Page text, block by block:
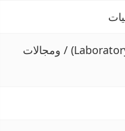
فني مختبر (Laboratory Technician) / ومجالات